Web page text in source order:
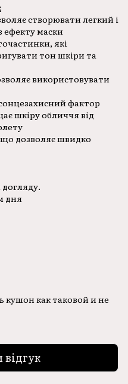
створювати легкий і
ефекту маски
які
тон шкіри та
використовувати
фактор
шкіру обличчя від
дозволяє швидко
дня
как таковой и не